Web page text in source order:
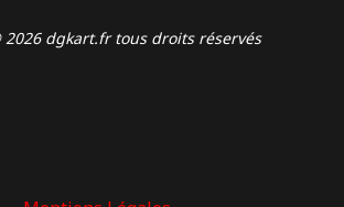
dgkart.fr tous droits réservés